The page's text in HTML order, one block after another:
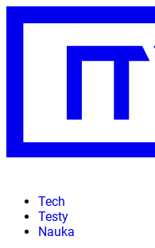
Tech
Testy
Nauka